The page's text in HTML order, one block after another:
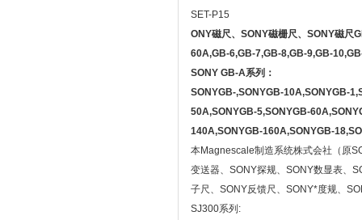
SET-P15
ONY磁尺、 SONY磁栅尺、 SONY磁尺
60A,GB-6,GB-7,GB-8,GB-9,GB-
SONY GB-A系列：
SONYGB-,SONYGB-10A,SONYGB-
50A,SONYGB-5,SONYGB-
140A,SONYGB-160A,SONYGB-
本Magnescale制造系统株式会社（原
变送器、SONY探规、SONY数显表、
子尺、SONY反馈尺、SONY*度规、
SJ300系列: